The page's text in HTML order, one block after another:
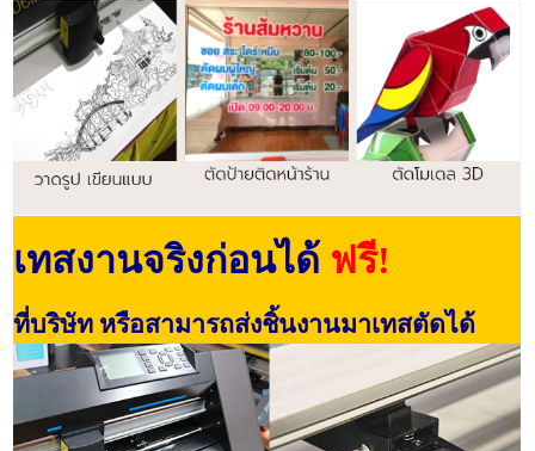
เทสงานจริงก่อนได้ ฟรี!
ที่บริษัท หรือสามารถส่งชิ้นงานมาเทสตัดได้